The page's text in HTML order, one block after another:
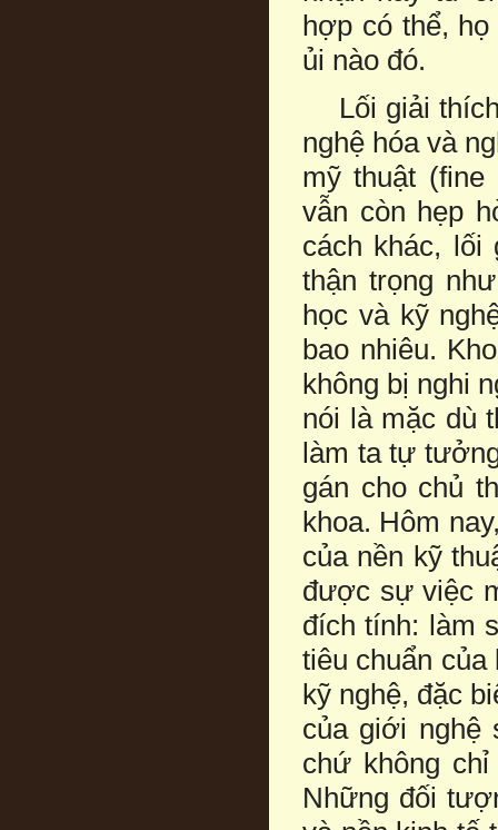
hợp có thể,
ủi nào đó.
Lối giải thích
nghệ hóa và
mỹ thuật
vẫn còn hẹp
cách khác, lối
thận trọng
học và kỹ
bao nhiêu.
không bị nghi
nói là mặc dù
làm ta tự
gán cho chủ
khoa. Hôm
của nền kỹ
được sự việc
đích tính: làm
tiêu chuẩn
kỹ nghệ, đặc
của giới nghệ
chứ không
Những đối